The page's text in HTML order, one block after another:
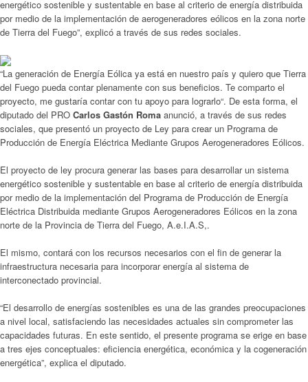
energético sostenible y sustentable en base al criterio de energía distribuida
por medio de la implementación de aerogeneradores eólicos en la zona norte
de Tierra del Fuego”, explicó a través de sus redes sociales.
“La generación de Energía Eólica ya está en nuestro país y quiero que Tierra
del Fuego pueda contar plenamente con sus beneficios. Te comparto el
proyecto, me gustaría contar con tu apoyo para lograrlo“. De esta forma, el
diputado del PRO Carlos Gastón Roma anunció, a través de sus redes
sociales, que presentó un proyecto de Ley para crear un Programa de
Producción de Energía Eléctrica Mediante Grupos Aerogeneradores Eólicos.
El proyecto de ley procura generar las bases para desarrollar un sistema
energético sostenible y sustentable en base al criterio de energía distribuida
por medio de la implementación del Programa de Producción de Energía
Eléctrica Distribuida mediante Grupos Aerogeneradores Eólicos en la zona
norte de la Provincia de Tierra del Fuego, A.e.I.A.S,.
El mismo, contará con los recursos necesarios con el fin de generar la
infraestructura necesaria para incorporar energía al sistema de
interconectado provincial.
“El desarrollo de energías sostenibles es una de las grandes preocupaciones
a nivel local, satisfaciendo las necesidades actuales sin comprometer las
capacidades futuras. En este sentido, el presente programa se erige en base
a tres ejes conceptuales: eficiencia energética, económica y la cogeneración
energética”, explica el diputado.